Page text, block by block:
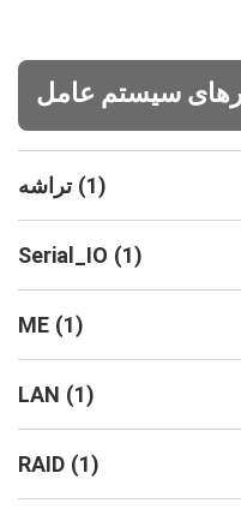
تراشه (1)
Serial_IO (1)
ME (1)
LAN (1)
RAID (1)